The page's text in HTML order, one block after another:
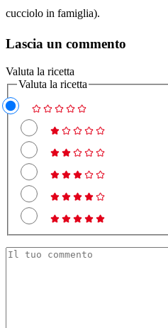
cucciolo in famiglia).
Lascia un commento
Valuta la ricetta
Valuta la ricetta